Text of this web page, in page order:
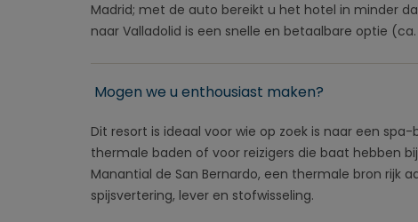
Madrid; met de auto bereikt u het hotel in minder
naar Valladolid is een snelle en betaalbare optie (ca.
Mogen we u enthousiast maken?
Dit resort is ideaal voor wie op zoek is naar een
thermale baden of voor reizigers die baat hebben
Manantial de San Bernardo, een thermale bron rijk
spijsvertering, lever en stofwisseling.